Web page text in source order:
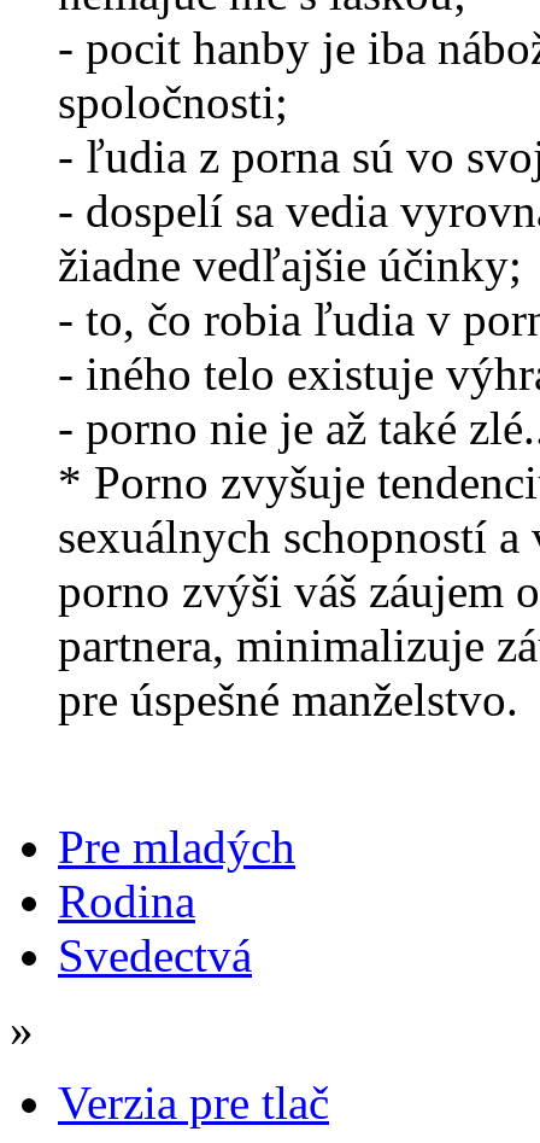
- pocit hanby je iba
spoločnosti;
- ľudia z porna sú vo
- dospelí sa vedia
žiadne vedľajšie účinky;
- to, čo robia ľudia v
- iného telo existuje
- porno nie je až také
* Porno zvyšuje
sexuálnych schopností
porno zvýši váš záujem
partnera, minimalizuje
pre úspešné manželstvo.
Pre mladých
Rodina
Svedectvá
»
Verzia pre tlač